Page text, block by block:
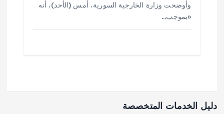
وأوضحت وزارة الخارجية السورية، أمس (الأحد)، أنه
«بموجب…
دليل الخدمات المتخصصة